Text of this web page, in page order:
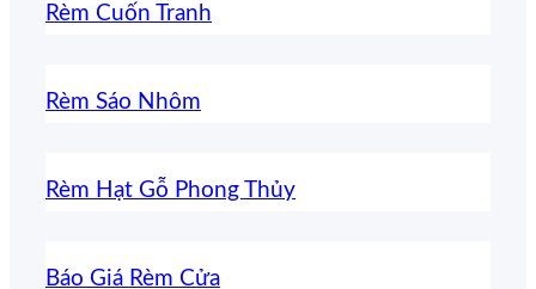
Rèm Cuốn Tranh
Rèm Sáo Nhôm
Rèm Hạt Gỗ Phong Thủy
Báo Giá Rèm Cửa